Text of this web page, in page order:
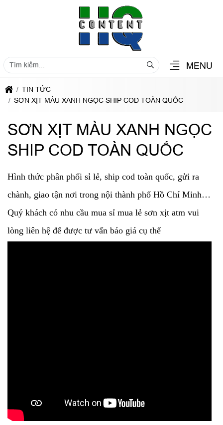
MENU
TIN TỨC
SƠN XỊT MÀU XANH NGỌC SHIP COD TOÀN QUỐC
SƠN XỊT MÀU XANH NGỌC
SHIP COD TOÀN QUỐC
Hình thức phân phối sỉ lẻ, ship cod toàn quốc, gửi ra
chành, giao tận nơi trong nội thành phố Hồ Chí Minh…
Quý khách có nhu cầu mua sỉ mua lẻ sơn xịt atm vui
lòng liên hệ để được tư vấn báo giá cụ thể